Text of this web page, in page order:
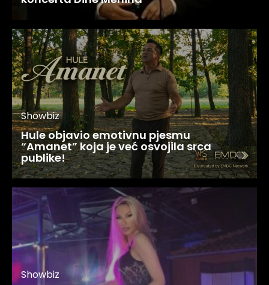
Showbiz
Hule objavio emotivnu pjesmu
“Amanet” koja je već osvojila srca
publike!
Showbiz